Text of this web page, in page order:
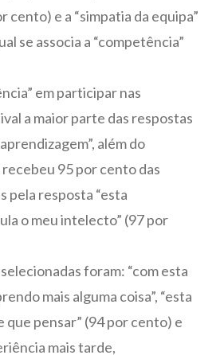
cento) e a “simpatia da equipa”
se associa a “competência”
em participar nas
a maior parte das respostas
além do
recebeu 95 por cento das
pela resposta “esta
o meu intelecto” (97 por
foram: “com esta
mais alguma coisa”, “esta
que pensar” (94 por cento) e
mais tarde,